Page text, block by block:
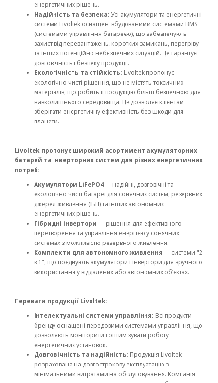
енергетичних рішень.
Надійність та безпека: Усі акумулятори та енергетичні
системи Livoltek оснащені вбудованими системами BMS
(системами управління батареєю), що забезпечують
захист від перевантажень, коротких замикань, перегріву
та інших потенційно небезпечних ситуацій. Це гарантує
довговічність і безпеку продукції.
Екологічність та стійкість: Livoltek пропонує
екологічно чисті рішення, що не містять токсичних
матеріалів, що робить її продукцію більш безпечною для
навколишнього середовища. Це дозволяє клієнтам
зберігати енергетичну ефективність без шкоди для
планети.
Livoltek пропонує широкий асортимент акумуляторних
батарей та інверторних систем для різних енергетичних
потреб:
Акумулятори LiFePO4— надійні, довговічні та
екологічно чисті батареї для сонячних систем, резервних
джерел живлення (ІБП) та інших автономних
енергетичних рішень.
Гібридні інвертори — рішення для ефективного
перетворення та управління енергією у сонячних
системах з можливістю резервного живлення.
Комплекти для автономного живлення — системи "2
в 1", що поєднують акумулятори і інвертори для зручного
використання у віддалених або автономних об’єктах.
Переваги продукції Livoltek:
Інтелектуальні системи управління: Всі продукти
бренду оснащені передовими системами управління, що
дозволяють моніторити і оптимізувати роботу
енергетичних установок.
Довговічність та надійність: Продукція Livoltek
розрахована на довгострокову експлуатацію з
мінімальними витратами на обслуговування. Компанія